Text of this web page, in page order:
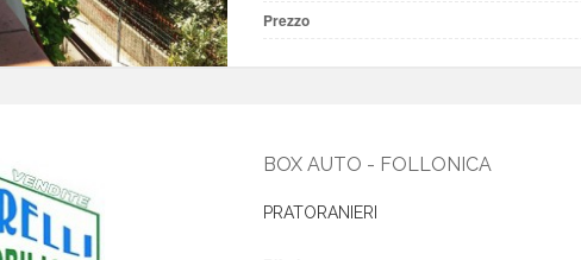
Prezzo
BOX AUTO - FOLLONICA
PRATORANIERI